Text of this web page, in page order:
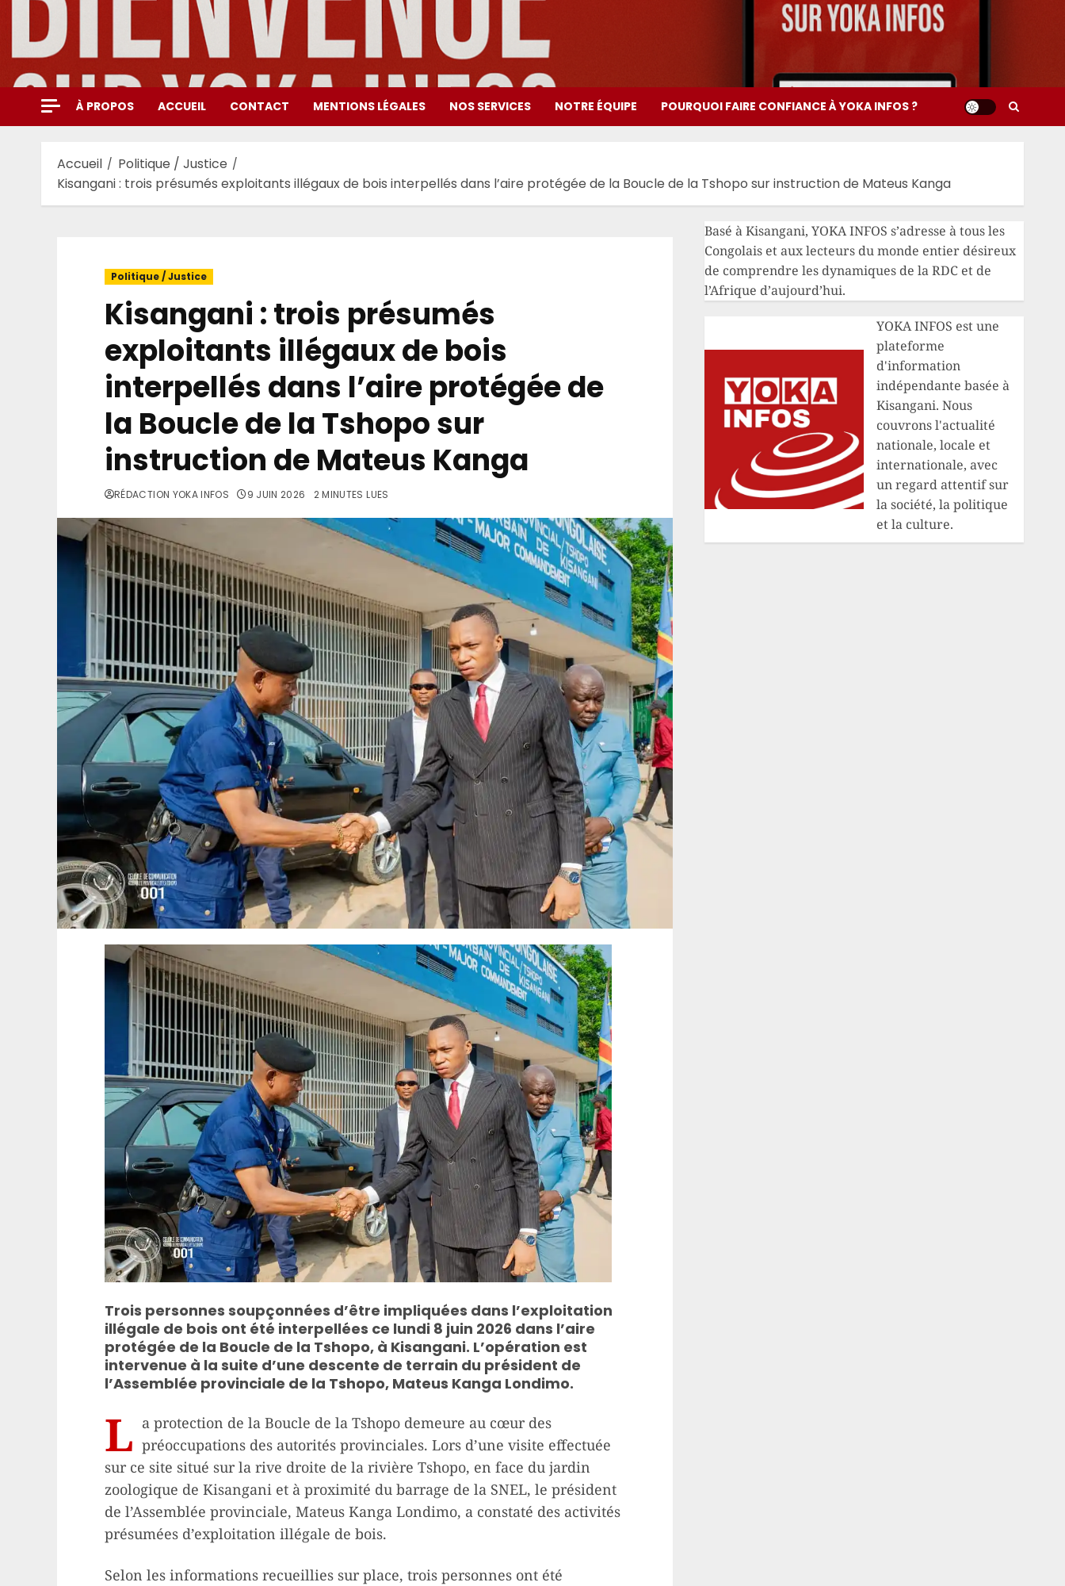
contenu
À PROPOS ACCUEIL CONTACT MENTIONS LÉGALES NOS SERVICES NOTRE ÉQUIPE POURQUOI FAIRE CONFIANCE À YOKA INFOS ?
Accueil
Politique / Justice
Kisangani : trois présumés exploitants illégaux de bois interpellés dans l’aire protégée de la Boucle de la Tshopo sur instruction de Mateus Kanga
Politique / Justice
Kisangani : trois présumés
exploitants illégaux de bois
interpellés dans l’aire protégée de
la Boucle de la Tshopo sur
instruction de Mateus Kanga
RÉDACTION YOKA INFOS 9 JUIN 2026 2 MINUTES LUES
Trois personnes soupçonnées d’être impliquées dans l’exploitation
illégale de bois ont été interpellées ce lundi 8 juin 2026 dans l’aire
protégée de la Boucle de la Tshopo, à Kisangani. L’opération est
intervenue à la suite d’une descente de terrain du président de
l’Assemblée provinciale de la Tshopo, Mateus Kanga Londimo.
L a protection de la Boucle de la Tshopo demeure au cœur des
préoccupations des autorités provinciales. Lors d’une visite effectuée
sur ce site situé sur la rive droite de la rivière Tshopo, en face du jardin
zoologique de Kisangani et à proximité du barrage de la SNEL, le président
de l’Assemblée provinciale, Mateus Kanga Londimo, a constaté des activités
présumées d’exploitation illégale de bois.
Selon les informations recueillies sur place, trois personnes ont été
Basé à Kisangani, YOKA INFOS s’adresse à tous les
Congolais et aux lecteurs du monde entier désireux
de comprendre les dynamiques de la RDC et de
l’Afrique d’aujourd’hui.
YOKA INFOS est une
plateforme
d'information
indépendante basée à
Kisangani. Nous
couvrons l'actualité
nationale, locale et
internationale, avec
un regard attentif sur
la société, la politique
et la culture.